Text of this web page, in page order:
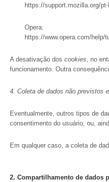
https://support.mozilla.org/
Opera:
https://www.opera.com/
A desativação dos cookies, no
funcionamento. Outra
4. Coleta de dados não previstos
Eventualmente, outros tipos de
consentimento do usuário, ou,
Em qualquer caso, a coleta de
2. Compartilhamento de dados